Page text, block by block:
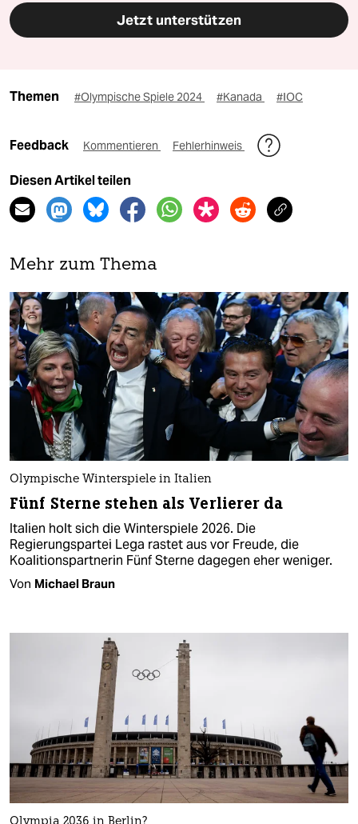
Jetzt unterstützen
Themen #Olympische Spiele 2024 #Kanada #IOC
Feedback Kommentieren Fehlerhinweis
Diesen Artikel teilen
Mehr zum Thema
Olympische Winterspiele in Italien
Fünf Sterne stehen als Verlierer da
Italien holt sich die Winterspiele 2026. Die
Regierungspartei Lega rastet aus vor Freude, die
Koalitionspartnerin Fünf Sterne dagegen eher weniger.
Von Michael Braun